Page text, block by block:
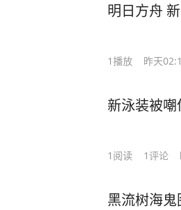
明日方舟
1播放 昨天
新泳装被
1 阅读 1评论
黑流树海